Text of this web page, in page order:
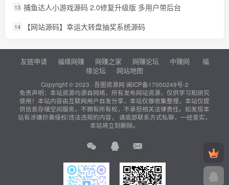
13 捕鱼达人小游戏源码 2.0修复升级版 多用户带后台
14 【网站源码】幸运大转盘抽奖系统源码
友链申请 福缘网赚 网赚之家 网赚论坛 中赚网
福
缘论坛
网站地图
Copyright © 2023 · 吾图资源网 闽ICP备17000249号-2
免责声明：本站资源均源自网络，所有发布网站资源，仅供学习和研究
使用！本站内容由互联网用户自发分享，本站仅做收集整理，本站仅提
供信息存储空间服务，不拥有所有权，不承担相关法律责任。如发现本
站有涉嫌抄袭侵权/违法违规的内容， 请底部联系方式私聊，一经查实，
本站将立刻删除。